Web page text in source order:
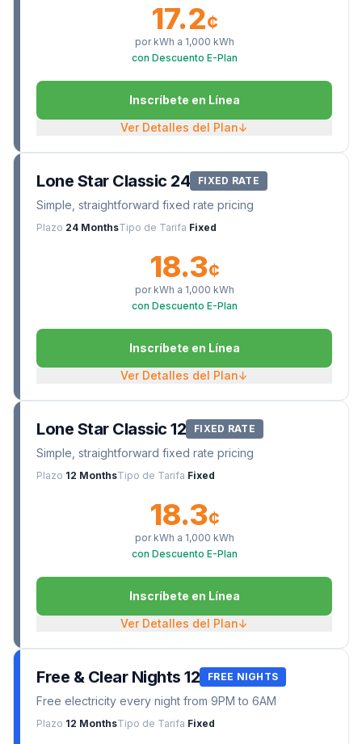
17.2¢
por kWh a 1,000 kWh
con Descuento E-Plan
Inscríbete en Línea
Ver Detalles del Plan↓
Lone Star Classic 24 FIXED RATE
Simple, straightforward fixed rate pricing
Plazo 24 MonthsTipo de Tarifa Fixed
18.3¢
por kWh a 1,000 kWh
con Descuento E-Plan
Inscríbete en Línea
Ver Detalles del Plan↓
Lone Star Classic 12 FIXED RATE
Simple, straightforward fixed rate pricing
Plazo 12 MonthsTipo de Tarifa Fixed
18.3¢
por kWh a 1,000 kWh
con Descuento E-Plan
Inscríbete en Línea
Ver Detalles del Plan↓
Free & Clear Nights 12 FREE NIGHTS
Free electricity every night from 9PM to 6AM
Plazo 12 MonthsTipo de Tarifa Fixed